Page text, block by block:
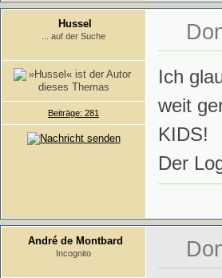
Hussel
... auf der Suche
Beiträge: 281
Ich
weit
KIDS!
Der
André de Montbard
Incognito